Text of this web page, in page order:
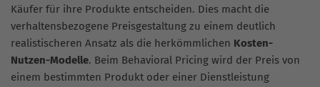
Käufer für ihre Produkte entscheiden. Dies macht die
verhaltensbezogene Preisgestaltung zu einem deutlich
realistischeren Ansatz als die herkömmlichen Kosten-
Nutzen-Modelle. Beim Behavioral Pricing wird der Preis von
einem bestimmten Produkt oder einer Dienstleistung